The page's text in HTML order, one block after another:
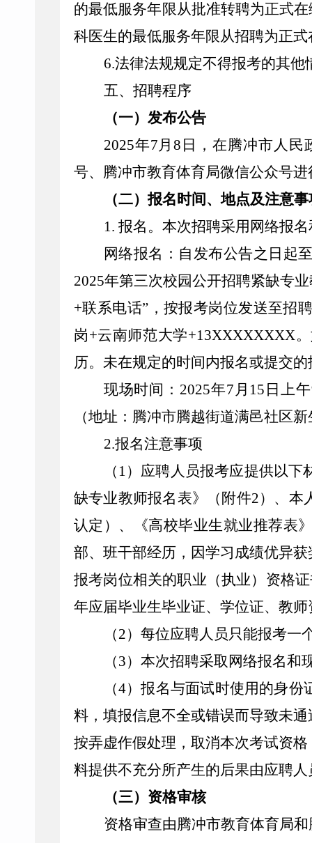
的最低服务年限从批准转聘为正式
科医生的最低服务年限从招聘为正
6.法律法规规定不得报考的其他
五、招聘程序
（一）发布公告
2025年7月8 日，在腾冲市人民
号、 腾冲市教育体育局微信公众号进
（二）报名时间、地点及注意事
1. 报名。 本次招聘采用 网络报名
网络报名：自发布公告之日起
2025年第三次校园公开招聘紧缺专
+联系电话”，按报考岗位发送至招
岗+云南师范大学+13XXXXXXXX
历。未在规定的时间内报名或提交
现场时间 ：2025年7 月 15 日上
（地址：腾冲市腾越街道满邑社区
2.报名注意事项
（1）应聘人员报考应提供以下
缺专业教师报名表》（附件2）、本
认定）、《高校毕业生就业推荐表
部、班干部经历，因学习成绩优异
报考岗位相关的职业（执业）资格
年应届毕业生毕业证、学位证、教
（2）每位应聘人员只能报考一
（3）本次招聘采取网络报名和
（4）报名与面试时使用的身
料，填报信息不全或错误而导致未
按弄虚作假处理，取消本次考试资
料提供不充分所产生的后果由应聘
（三）资格审核
资格审查由腾冲市教育体育局